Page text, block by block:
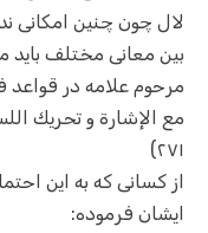
لال چون چنین امکانی
بین معانی مختلف باید
مرحوم علامه در قواعد
۲۷۱)
از کسانی که به این
ایشان فرموده: